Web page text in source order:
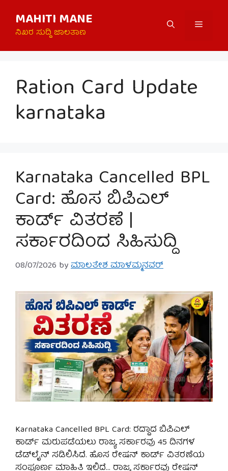
content
MAHITI MANE
ನಿಖರ ಸುದ್ದಿ ಜಾಲತಾಣ
Menu
Ration Card Update
karnataka
Karnataka Cancelled BPL
Card: ಹೊಸ ಬಿಪಿಎಲ್
ಕಾರ್ಡ್ ವಿತರಣೆ |
ಸರ್ಕಾರದಿಂದ ಸಿಹಿಸುದ್ದಿ
08/07/2026 byಮಾಲತೇಶ ಮಾಳಮ್ಮನವರ್
Karnataka Cancelled BPL Card: ರದ್ದಾದ ಬಿಪಿಎಲ್
ಕಾರ್ಡ್ ಮರುಪಡೆಯಲು ರಾಜ್ಯ ಸರ್ಕಾರವು 45 ದಿನಗಳ
ಡೆಡ್‌ಲೈನ್ ಸಡಿಲಿಸಿದೆ. ಹೊಸ ರೇಷನ್ ಕಾರ್ಡ್ ವಿತರಣೆಯ